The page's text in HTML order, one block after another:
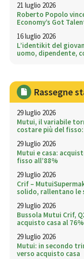
21 luglio 2026
Roberto Popolo
Economy’s Got
16 luglio 2026
L’identikit del
uomo, dipendente,
Rassegne
29 luglio 2026
Mutui, il variabile
costare più del
29 luglio 2026
Mutui e casa:
fisso all’88%
29 luglio 2026
Crif –
solido, rallentano le
29 luglio 2026
Bussola Mutui Crif,
acquisto casa al
29 luglio 2026
Mutui: in secondo
verso acquisto casa